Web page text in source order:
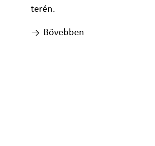
terén.
Bővebben